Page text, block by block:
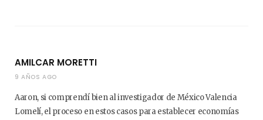
AMILCAR MORETTI
9 AÑOS AGO
Aaron, si comprendí bien al investigador de México Valencia
Lomelí, el proceso en estos casos para establecer economías